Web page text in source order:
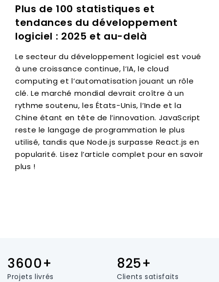
Plus de 100 statistiques et
tendances du développement
logiciel : 2025 et au-delà
Le secteur du développement logiciel est voué
à une croissance continue, l’IA, le cloud
computing et l’automatisation jouant un rôle
clé. Le marché mondial devrait croître à un
rythme soutenu, les États-Unis, l’Inde et la
Chine étant en tête de l’innovation. JavaScript
reste le langage de programmation le plus
utilisé, tandis que Node.js surpasse React.js en
popularité. Lisez l’article complet pour en savoir
plus !
3600+
Projets livrés
825+
Clients satisfaits